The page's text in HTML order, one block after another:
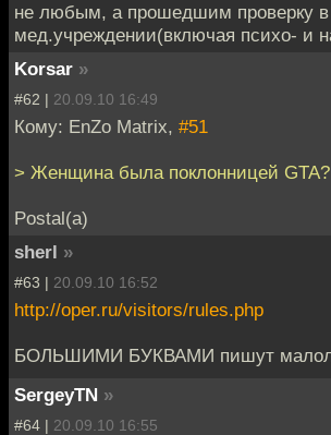
не любым, а прошедшим проверку
мед.учреждении(включая психо- и
Korsar »
#62 | 20.09.10 16:49
Кому: EnZo Matrix, #51
> Женщина была поклонницей GTA?
Postal(а)
sherl »
#63 | 20.09.10 16:52
http://oper.ru/visitors/rules.php
БОЛЬШИМИ БУКВАМИ пишут
SergeyTN »
#64 | 20.09.10 16:55